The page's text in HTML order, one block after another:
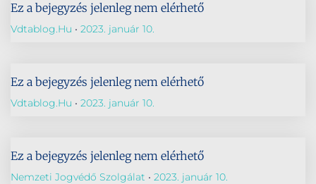
Ez a bejegyzés jelenleg nem elérhető
Vdtablog.hu 2023. január 10.
Ez a bejegyzés jelenleg nem elérhető
Vdtablog.hu 2023. január 10.
Ez a bejegyzés jelenleg nem elérhető
Nemzeti Jogvédő Szolgálat 2023. január 10.